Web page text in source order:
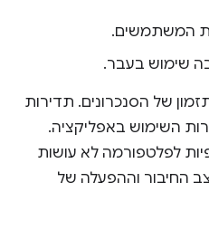
המשתמשים.
שימוש בעבר.
של הסנכרונים. תדירות
השימוש באפליקציה.
לפלטפורמה לא עושות
החיבור וההפעלה של